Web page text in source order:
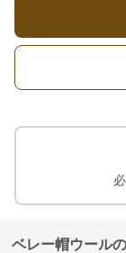
ベレー帽ウール